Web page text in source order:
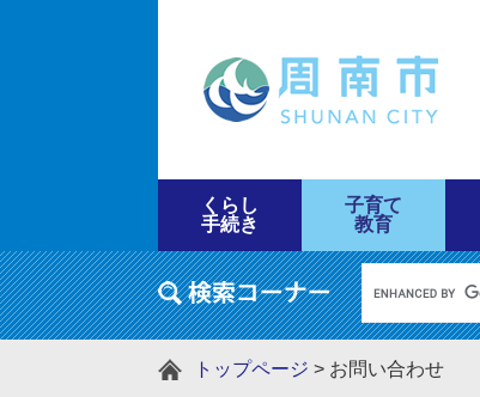
くらし
手続き
子育て
教育
トップページ > お問い合わせ